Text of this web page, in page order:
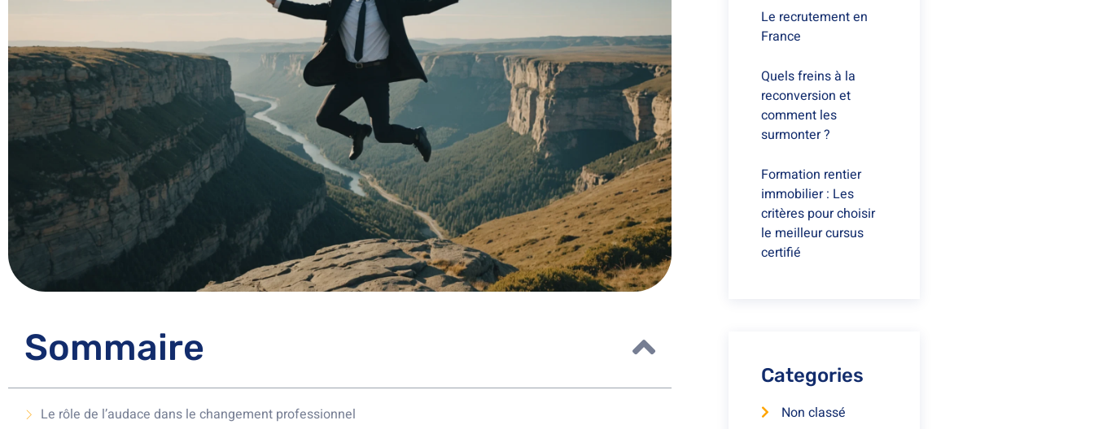
Sommaire
Le rôle de l’audace dans le changement professionnel
Le recrutement en
France
Quels freins à la
reconversion et
comment les
surmonter ?
Formation rentier
immobilier : Les
critères pour choisir
le meilleur cursus
certifié
Categories
Non classé